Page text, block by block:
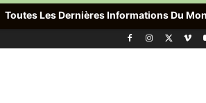
Les Dernières Informations Du